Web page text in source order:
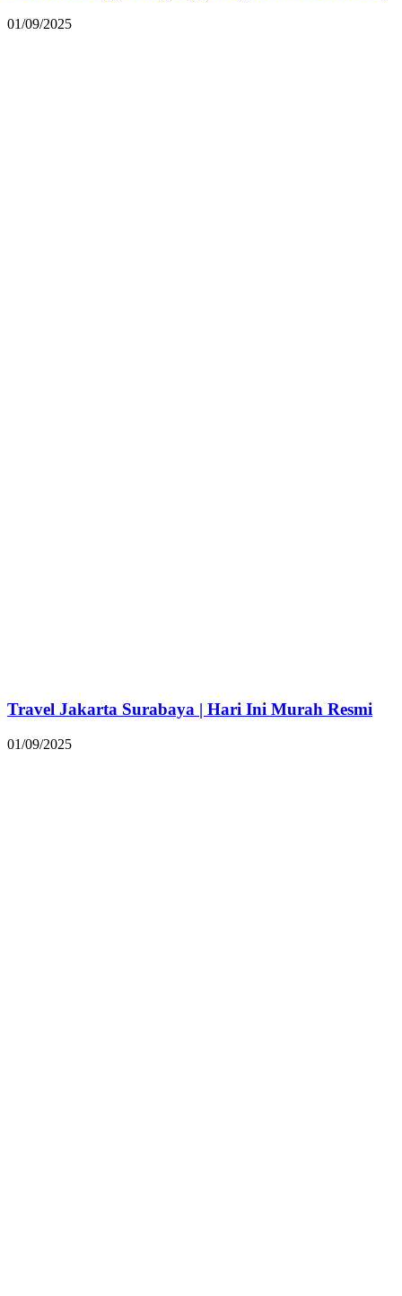
01/09/2025
Travel Jakarta Surabaya | Hari Ini Murah Resmi
01/09/2025